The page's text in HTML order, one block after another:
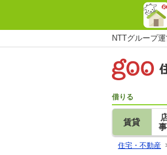
NTTグループ
借りる
賃貸
住宅・不動産